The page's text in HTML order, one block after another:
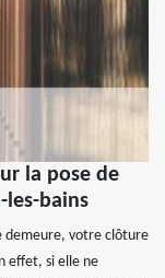
la pose de
les-bains
demeure, votre clôture
effet, si elle ne